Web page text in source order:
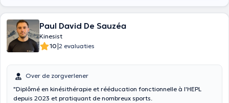
Paul David De Sauzéa
Kinesist
10|2 evaluaties
Over de zorgverlener
"Diplômé en kinésithérapie et rééducation fonctionnelle à l'HEPL
depuis 2023 et pratiquant de nombreux sports.